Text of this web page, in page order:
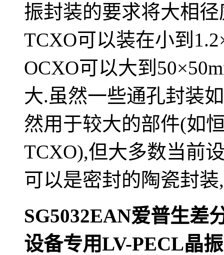
振封装的要求将大相径
TCXO可以装在小到
OCXO可以大到
大.虽然一些通孔封装
然用于较大的部件(如
TCXO),但大多数当前
可以是密封的陶瓷封装,
SG5032EAN爱普生差
设备专用LV-PECL晶振